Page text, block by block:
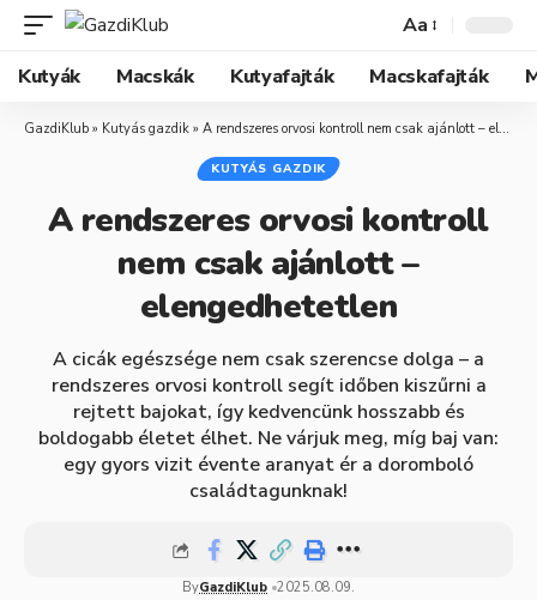
Aa
Kutyák
Macskák Kutyafajták Macskafajták
GazdiKlub » Kutyás gazdik » A rendszeres orvosi kontroll nem csak ajánlott – elengedhetetlen
KUTYÁS GAZDIK
A rendszeres orvosi kontroll
nem csak ajánlott –
elengedhetetlen
A cicák egészsége nem csak szerencse dolga – a
rendszeres orvosi kontroll segít időben kiszűrni a
rejtett bajokat, így kedvencünk hosszabb és
boldogabb életet élhet. Ne várjuk meg, míg baj van:
egy gyors vizit évente aranyat ér a doromboló
családtagunknak!
ByGazdiKlub 2025.08.09.